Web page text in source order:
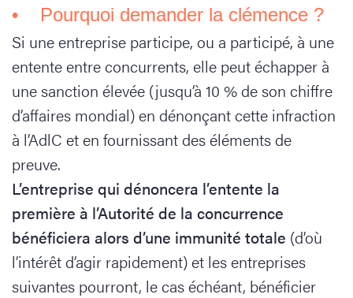
• Pourquoi demander la clémence ?
Si une entreprise participe, ou a participé, à une
entente entre concurrents, elle peut échapper à
une sanction élevée (jusqu’à 10 % de son chiffre
d’affaires mondial) en dénonçant cette infraction
à l’AdlC et en fournissant des éléments de
preuve.
L’entreprise qui dénoncera l’entente la
première à l’Autorité de la concurrence
bénéficiera alors d’une immunité totale (d’où
l’intérêt d’agir rapidement) et les entreprises
suivantes pourront, le cas échéant, bénéficier